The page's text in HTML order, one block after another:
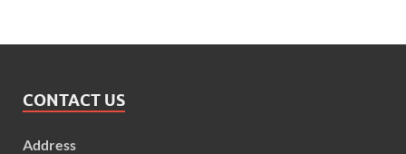
CONTACT US
Address